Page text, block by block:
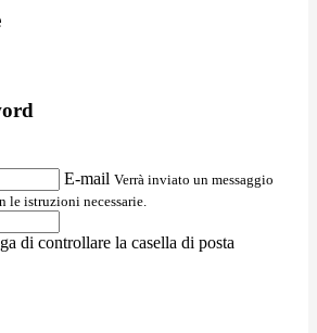
E-mail Verrà inviato un messaggio
istruzioni necessarie.
di controllare la casella di posta